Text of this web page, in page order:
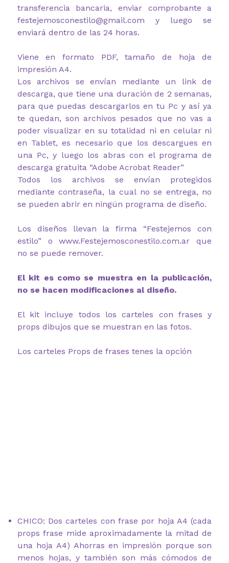
transferencia bancaria, enviar comprobante a
festejemosconestilo@gmail.com y luego se
enviará dentro de las 24 horas.
Viene en formato PDF, tamaño de hoja de
impresión A4.
Los archivos se envían mediante un link de
descarga, que tiene una duración de 2 semanas,
para que puedas descargarlos en tu Pc y así ya
te quedan, son archivos pesados que no vas a
poder visualizar en su totalidad ni en celular ni
en Tablet, es necesario que los descargues en
una Pc, y luego los abras con el programa de
descarga gratuita “Adobe Acrobat Reader”
Todos los archivos se envían protegidos
mediante contraseña, la cual no se entrega, no
se pueden abrir en ningún programa de diseño.
Los diseños llevan la firma “Festejemos con
estilo” o www.Festejemosconestilo.com.ar que
no se puede remover.
El kit es como se muestra en la publicación,
no se hacen modificaciones al diseño.
El kit incluye todos los carteles con frases y
props dibujos que se muestran en las fotos.
Los carteles Props de frases tenes la opción
CHICO: Dos carteles con frase por hoja A4 (cada
props frase mide aproximadamente la mitad de
una hoja A4) Ahorras en impresión porque son
menos hojas, y también son más cómodos de